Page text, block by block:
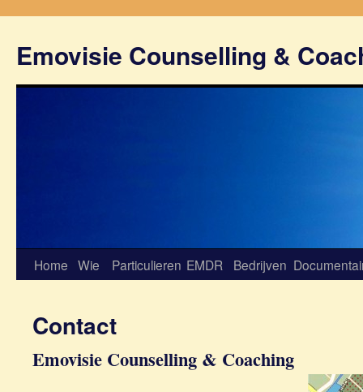
Emovisie Counselling &
Home Wie Particulieren EMDR Bedrijven
Contact
Emovisie Counselling & Coaching